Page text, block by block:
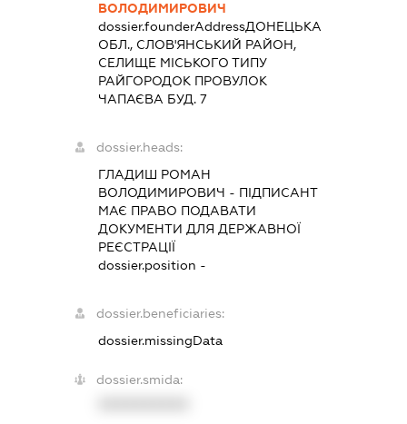
ВОЛОДИМИРОВИЧ
dossier.founderAddressДОНЕЦЬКА
ОБЛ., СЛОВ'ЯНСЬКИЙ РАЙОН,
СЕЛИЩЕ МІСЬКОГО ТИПУ
РАЙГОРОДОК ПРОВУЛОК
ЧАПАЄВА БУД. 7
dossier.heads:
ГЛАДИШ РОМАН
ВОЛОДИМИРОВИЧ - ПІДПИСАНТ
МАЄ ПРАВО ПОДАВАТИ
ДОКУМЕНТИ ДЛЯ ДЕРЖАВНОЇ
РЕЄСТРАЦІЇ
dossier.position -
dossier.beneficiaries:
dossier.missingData
dossier.smida: